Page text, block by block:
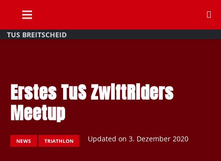
TUS BREITSCHEID
Erstes TuS ZwiftRiders
Meetup
NEWS TRIATHLON Updated on 3. Dezember 2020